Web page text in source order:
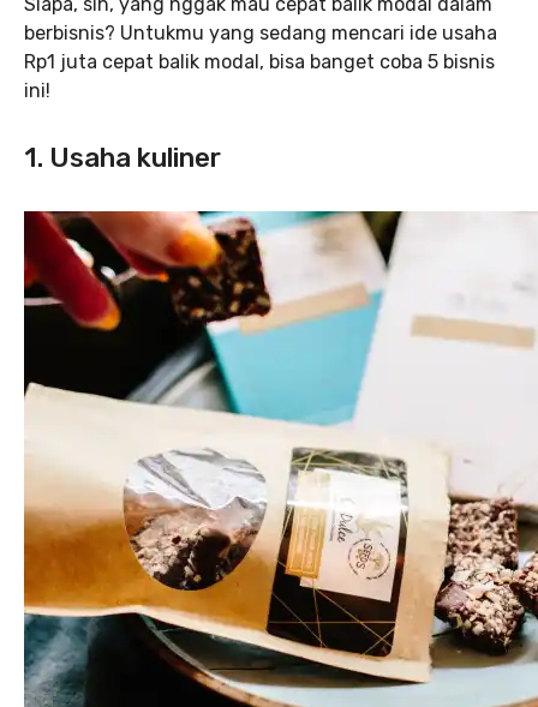
berbisnis? Untukmu yang sedang mencari ide usaha
Rp1 juta cepat balik modal, bisa banget coba 5 bisnis
ini!
1. Usaha kuliner